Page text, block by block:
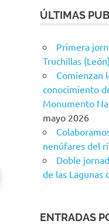
ÚLTIMAS
Primera
Truchillas (León)
Comienzan
conocimiento
Monumento
mayo 2026
nenúfares del
Doble
de las Lagunas
ENTRADAS